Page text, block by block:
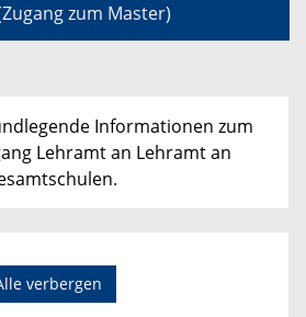
zum Master)
Informationen zum
Lehramt an Lehramt an
verbergen